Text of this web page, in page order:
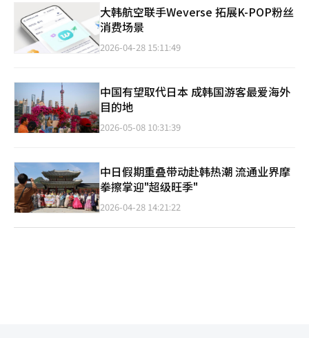
大韩航空联手Weverse 拓展K-POP粉丝
消费场景
2026-04-28 15:11:49
中国有望取代日本 成韩国游客最爱海外
目的地
2026-05-08 10:31:39
中日假期重叠带动赴韩热潮 流通业界摩
拳擦掌迎"超级旺季"
2026-04-28 14:21:22